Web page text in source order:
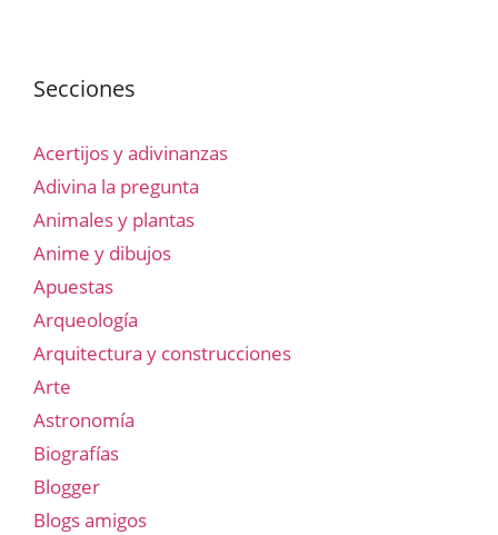
Secciones
Acertijos y adivinanzas
Adivina la pregunta
Animales y plantas
Anime y dibujos
Apuestas
Arqueología
Arquitectura y construcciones
Arte
Astronomía
Biografías
Blogger
Blogs amigos